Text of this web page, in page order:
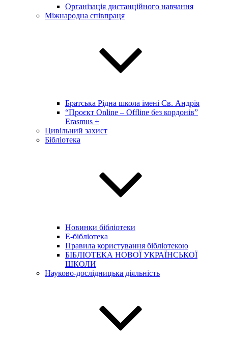
Організація дистанційного навчання
Міжнародна співпраця
Братська Рідна школа імені Св. Андрія
“Проєкт Online – Offline без кордонів”
Erasmus +
Цивільний захист
Бібліотека
Новинки бібліотеки
E-бібліотека
Правила користування бібліотекою
БІБЛІОТЕКА НОВОЇ УКРАЇНСЬКОЇ
ШКОЛИ
Науково-дослідницька діяльність